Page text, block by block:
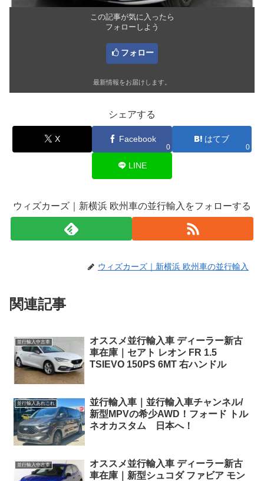
この記事が気に入ったら
フォローしよう
フォロー
最新情報をお届けします。
シェアする
X Facebook
0
はてブ
0
LINE
ウィズカーズ｜新横浜 欧州車の並行輸入をフォローする
ウィズカーズ｜新横浜 欧州車の並行輸入
関連記事
並行輸入中古車
オススメ並行輸入車 ディーラー新古
車在庫｜セアト レオン FR 1.5
TSIEVO 150PS 6MT 右ハンドル
並行輸入あれこれ
並行輸入車｜並行輸入車チャンネル/
新型MPVの希少AWD！フォード トル
ネオカスタム 日本へ！
並行輸入中古車
オススメ並行輸入車 ディーラー新古
車在庫｜新型シュコダ ファビア モン